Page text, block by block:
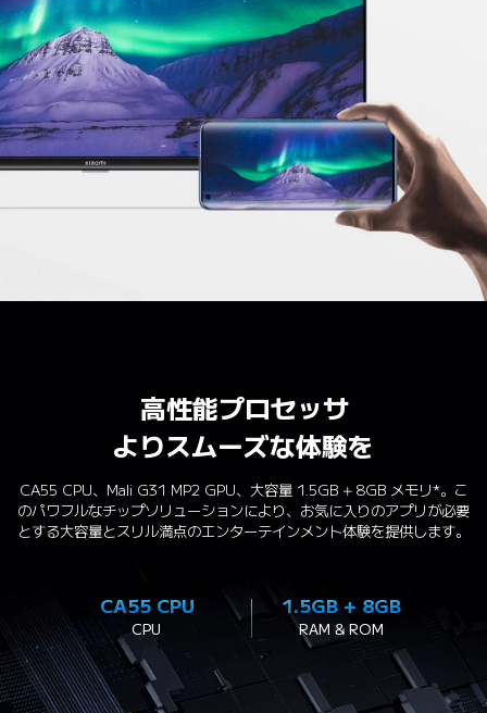
高性能プロセッサ
よりスムーズな体験を
CA55 CPU、Mali G31 MP2 GPU、大容量 1.5GB + 8GB メモリ*。こ
のパワフルなチップソリューションにより、お気に入りのアプリが必要
とする大容量とスリル満点のエンターテインメント体験を提供します。
CA55 CPU
CPU
1.5GB + 8GB
RAM & ROM